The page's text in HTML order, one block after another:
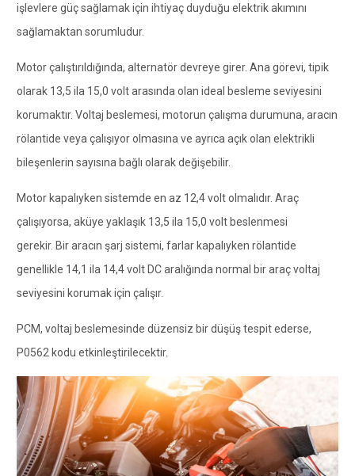
işlevlere güç sağlamak için ihtiyaç duyduğu elektrik akımını
sağlamaktan sorumludur.
Motor çalıştırıldığında, alternatör devreye girer. Ana görevi, tipik
olarak 13,5 ila 15,0 volt arasında olan ideal besleme seviyesini
korumaktır. Voltaj beslemesi, motorun çalışma durumuna, aracın
rölantide veya çalışıyor olmasına ve ayrıca açık olan elektrikli
bileşenlerin sayısına bağlı olarak değişebilir.
Motor kapalıyken sistemde en az 12,4 volt olmalıdır. Araç
çalışıyorsa, aküye yaklaşık 13,5 ila 15,0 volt beslenmesi
gerekir. Bir aracın şarj sistemi, farlar kapalıyken rölantide
genellikle 14,1 ila 14,4 volt DC aralığında normal bir araç voltaj
seviyesini korumak için çalışır.
PCM, voltaj beslemesinde düzensiz bir düşüş tespit ederse,
P0562 kodu etkinleştirilecektir.